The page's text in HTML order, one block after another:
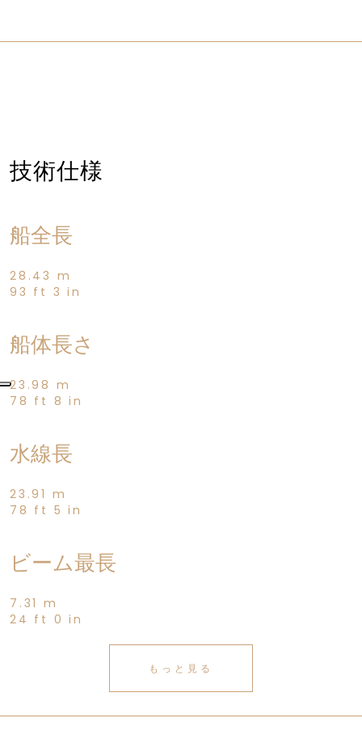
技術仕様
船全長
28.43 m
93 ft 3 in
船体長さ
23.98 m
78 ft 8 in
水線長
23.91 m
78 ft 5 in
ビーム最長
7.31 m
24 ft 0 in
もっと見る